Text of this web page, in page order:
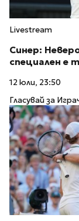
Livestream
Синер:
специален е
12 юли, 23:50
Гласувай за